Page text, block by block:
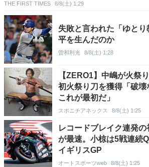
THE FIRST TIMES 8/8(土) 1:29
失敗と言われた「ゆと
平を生んだのか
曽和利光 8/8(土) 1:28
【ZERO1】中嶋が火祭
初火祭り刀を獲得「破壊
これが最初だ」
スポニチアネックス 8/8(土) 1:25
レコードブレイク連発
が最速。小椋は5戦連続
イギリスGP
オートスポーツweb 8/8(土) 1:25